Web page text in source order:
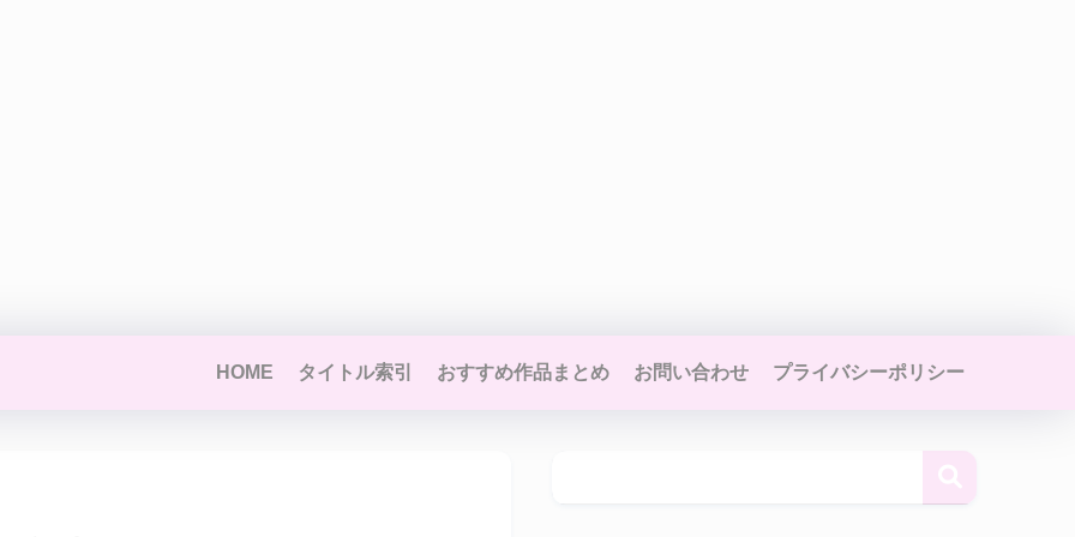
HOME タイトル索引 おすすめ作品まとめ お問い合わせ プライバシーポリシー